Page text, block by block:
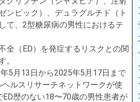
ンピック）、デュラグルチド（ト
て、2型糖尿病の男性におけるテ
全（ED）を発症するリスクとの関
。
5月13日から2025年5月17日まで
ルスリサーチネットワークが使
歴のない18〜70歳の男性患者が